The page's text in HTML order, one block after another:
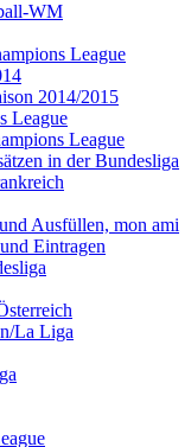
WM
League
2014/2015
League
League
in der Bundesliga
Ausfüllen, mon ami
Eintragen
La Liga